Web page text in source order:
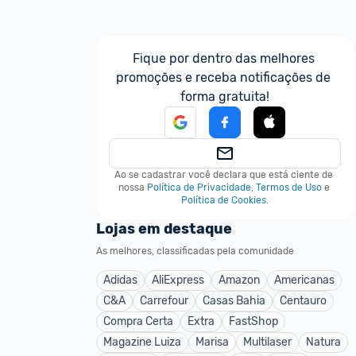
Fique por dentro das melhores
promoções e receba notificações de
forma gratuita!
Ao se cadastrar você declara que está ciente de
nossa Política de Privacidade, Termos de Uso e
Política de Cookies.
Lojas em destaque
As melhores, classificadas pela comunidade
Adidas AliExpress Amazon
Americanas
C&A
Carrefour Casas Bahia
Centauro
Compra Certa
Extra
FastShop
Magazine Luiza
Marisa Multilaser
Natura